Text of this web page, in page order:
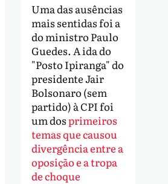
Uma das ausências
mais sentidas foi a
do ministro Paulo
Guedes. A ida do
"Posto Ipiranga" do
presidente Jair
Bolsonaro (sem
partido) à CPI foi
um dosprimeiros
temas que causou
divergência entre a
oposição e a tropa
de choque